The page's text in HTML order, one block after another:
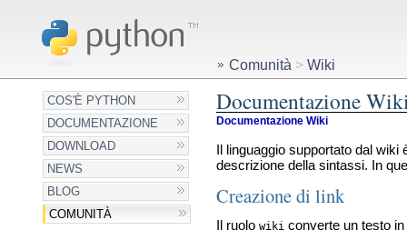
COS'È PYTHON
DOCUMENTAZIONE
DOWNLOAD
NEWS
BLOG
COMUNITÀ
Comunità > Wiki
Documentazione
Documentazione Wiki
Il linguaggio supportato dal wiki
descrizione della sintassi. In
Creazione di link
Il ruolo wiki converte un testo